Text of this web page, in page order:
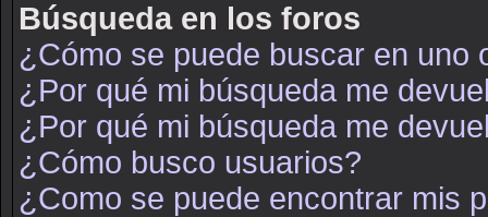
Búsqueda en los foros
¿Cómo se puede buscar en uno
¿Por qué mi búsqueda me
¿Por qué mi búsqueda me
¿Cómo busco usuarios?
¿Como se puede encontrar mis